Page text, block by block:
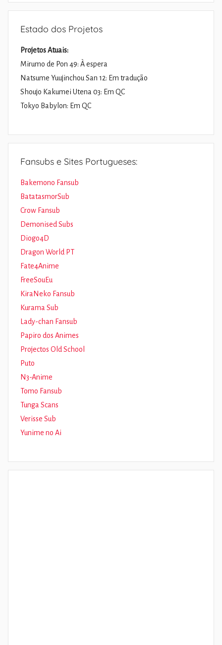
Estado dos Projetos
Projetos Atuais:
Mirumo de Pon 49: À espera
Natsume Yuujinchou San 12: Em tradução
Shoujo Kakumei Utena 03: Em QC
Tokyo Babylon: Em QC
Fansubs e Sites Portugueses:
Bakemono Fansub
BatatasmorSub
Crow Fansub
Demonised Subs
Diogo4D
Dragon World PT
Fate4Anime
FreeSouEu
KiraNeko Fansub
Kurama Sub
Lady-chan Fansub
Papiro dos Animes
Projectos Old School
Puto
N3-Anime
Tomo Fansub
Tunga Scans
Verisse Sub
Yunime no Ai